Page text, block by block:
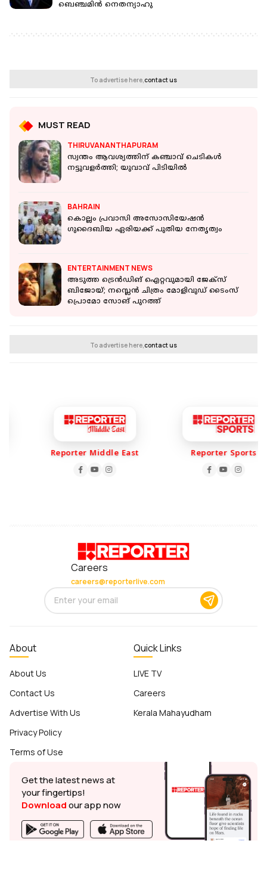
ബെഞ്ചമിൻ നെതന്യാഹു
To advertise here,contact us
MUST READ
THIRUVANANTHAPURAM
സ്വന്തം ആവശ്യത്തിന് കഞ്ചാവ് ചെടികള്‍
നട്ടുവളര്‍ത്തി; യുവാവ് പിടിയില്‍
BAHRAIN
കൊല്ലം പ്രവാസി അസോസിയേഷൻ
ഗുദൈബിയ ഏരിയക്ക് പുതിയ നേതൃത്വം
ENTERTAINMENT NEWS
അടുത്ത ട്രെൻഡിങ് ഐറ്റവുമായി ജേക്സ്
ബിജോയ്; നസ്ലെൻ ചിത്രം മോളിവുഡ് ടൈംസ്
പ്രൊമോ സോങ് പുറത്ത്
To advertise here,contact us
Reporter Middle East Reporter Sports
Careers
careers@reporterlive.com
About
About Us
Contact Us
Advertise With Us
Privacy Policy
Terms of Use
Quick Links
LIVE TV
Careers
Kerala Mahayudham
Get the latest news at
your fingertips!
Downloadour app now